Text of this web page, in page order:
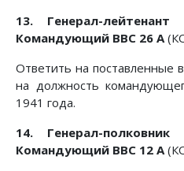
13. Генерал-
Командующий ВВС 26 А
Ответить на поставленные
на должность
1941 года.
14. Генерал-
Командующий ВВС 12 А